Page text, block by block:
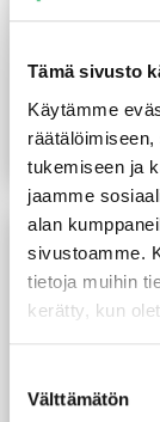
Tämä sivusto
Käytämme
tukemiseen ja
jaamme
alan
sivustoamme.
tietoja muihin
kerätty, kun
valinta
Välttämätön
Laakaovi 7X21
57,00€/kpl
Lue